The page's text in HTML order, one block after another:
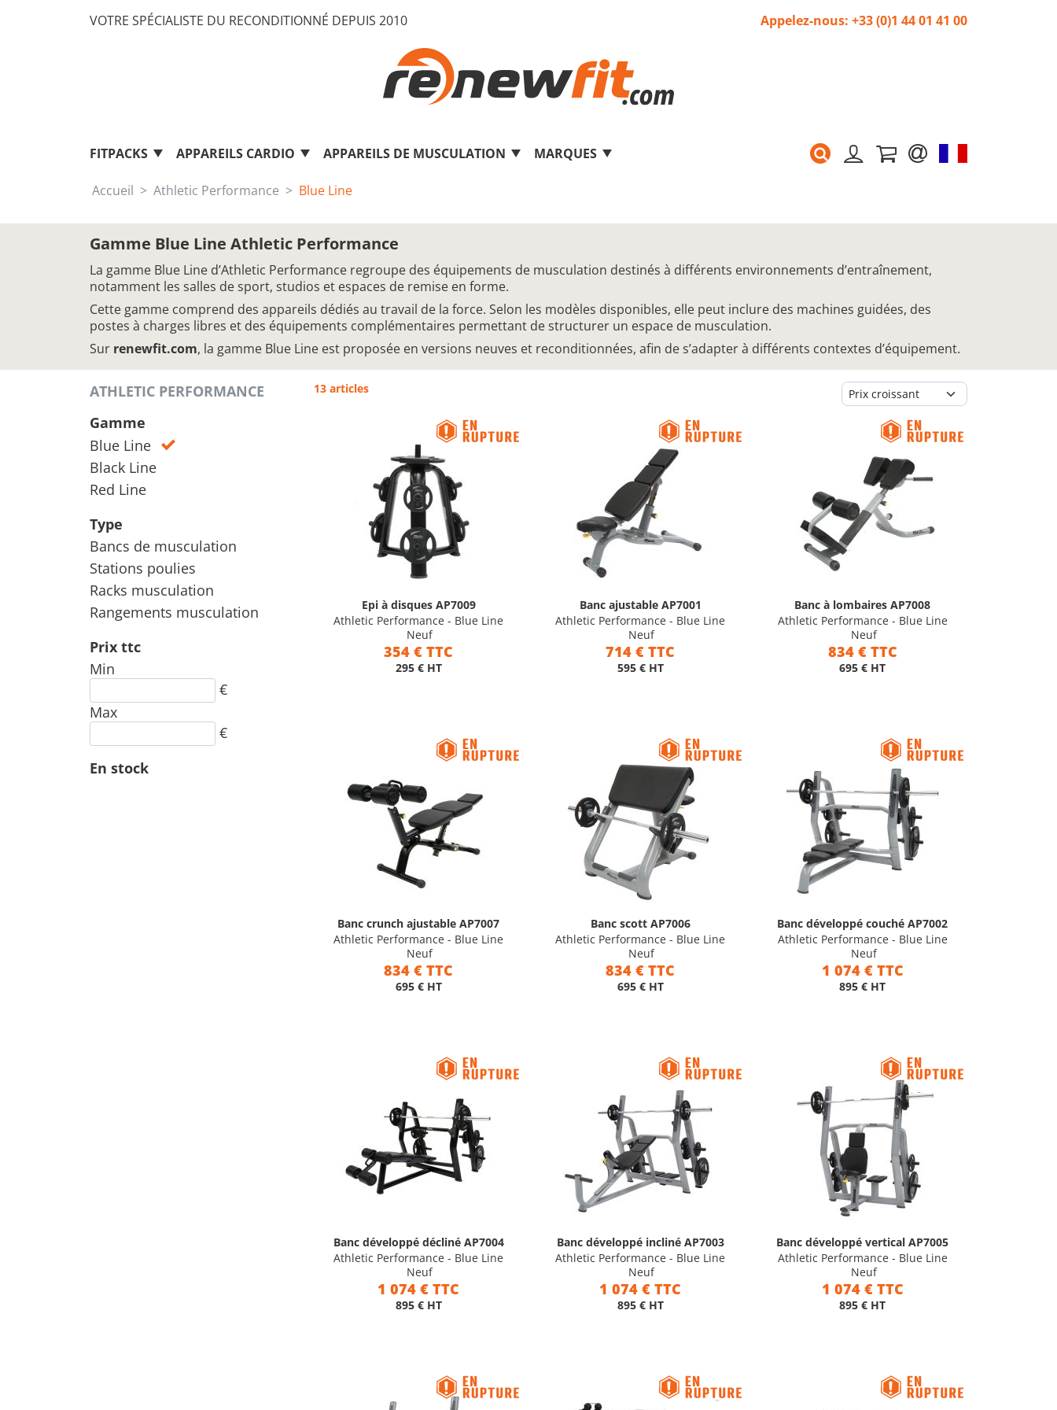
VOTRE SPÉCIALISTE DU RECONDITIONNÉ DEPUIS 2010 Appelez-nous: +33 (0)1 44 01 41 00
FITPACKS APPAREILS CARDIO APPAREILS DE MUSCULATION MARQUES
Accueil Athletic Performance Blue Line
Gamme Blue Line Athletic Performance
La gamme Blue Line d’Athletic Performance regroupe des équipements de musculation destinés à différents environnements d’entraînement,
notamment les salles de sport, studios et espaces de remise en forme.
Cette gamme comprend des appareils dédiés au travail de la force. Selon les modèles disponibles, elle peut inclure des machines guidées, des
postes à charges libres et des équipements complémentaires permettant de structurer un espace de musculation.
Sur renewfit.com, la gamme Blue Line est proposée en versions neuves et reconditionnées, afin de s’adapter à différents contextes d’équipement.
ATHLETIC PERFORMANCE
Gamme
Black Line
Blue Line
Red Line
Type
Bancs de musculation
Stations poulies
Racks musculation
Rangements musculation
Prix ttc
Min
€
Max
€
En stock
13 articles
Epi à disques AP7009
Athletic Performance - Blue Line
Neuf
354 € TTC
295 € HT
Banc ajustable AP7001
Athletic Performance - Blue Line
Neuf
714 € TTC
595 € HT
Banc à lombaires AP7008
Athletic Performance - Blue Line
Neuf
834 € TTC
695 € HT
Banc crunch ajustable AP7007
Athletic Performance - Blue Line
Neuf
834 € TTC
695 € HT
Banc scott AP7006
Athletic Performance - Blue Line
Neuf
834 € TTC
695 € HT
Banc développé couché AP7002
Athletic Performance - Blue Line
Neuf
1 074 € TTC
895 € HT
Banc développé décliné AP7004
Athletic Performance - Blue Line
Neuf
1 074 € TTC
895 € HT
Banc développé incliné AP7003
Athletic Performance - Blue Line
Neuf
1 074 € TTC
895 € HT
Banc développé vertical AP7005
Athletic Performance - Blue Line
Neuf
1 074 € TTC
895 € HT